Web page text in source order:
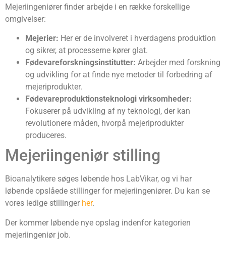
Mejeriingeniører finder arbejde i en række forskellige
omgivelser:
Mejerier: Her er de involveret i hverdagens produktion
og sikrer, at processerne kører glat.
Fødevareforskningsinstitutter: Arbejder med forskning
og udvikling for at finde nye metoder til forbedring af
mejeriprodukter.
Fødevareproduktionsteknologi virksomheder:
Fokuserer på udvikling af ny teknologi, der kan
revolutionere måden, hvorpå mejeriprodukter
produceres.
Mejeriingeniør stilling
Bioanalytikere søges løbende hos LabVikar, og vi har
løbende opslåede stillinger for mejeriingeniører. Du kan se
vores ledige stillinger her.
Der kommer løbende nye opslag indenfor kategorien
mejeriingeniør job.